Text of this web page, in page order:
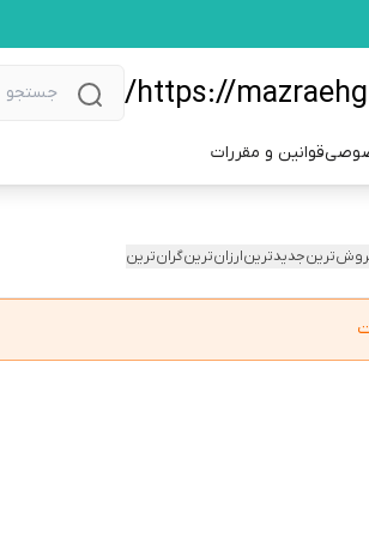
قوانین و مقررات
جدیدترینارزان‌ترینگران‌ترین